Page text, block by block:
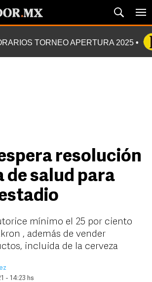
TORNEO APERTURA 2025
resolución
de salud para
mínimo el 25 por ciento
, además de vender
incluida de la cerveza
- 14:23 hs